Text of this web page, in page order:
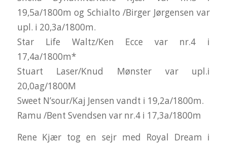
19,5a/1800m og Schialto /Birger Jørgensen var
upl. i 20,3a/1800m.
Star Life Waltz/Ken Ecce var nr.4 i
17,4a/1800m*
Stuart Laser/Knud Mønster var upl.i
20,0ag/1800M
Sweet N’sour/Kaj Jensen vandt i 19,2a/1800m.
Ramu /Bent Svendsen var nr.4 i 17,3a/1800m
Rene Kjær tog en sejr med Royal Dream i